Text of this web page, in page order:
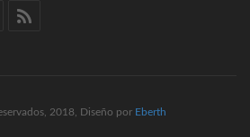
2018, Diseño por Eberth